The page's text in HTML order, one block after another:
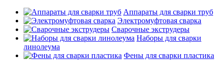
Аппараты для сварки труб
Электромуфтовая сварка
Сварочные экструдеры
Наборы для сварки
линолеума
Фены для сварки пластика